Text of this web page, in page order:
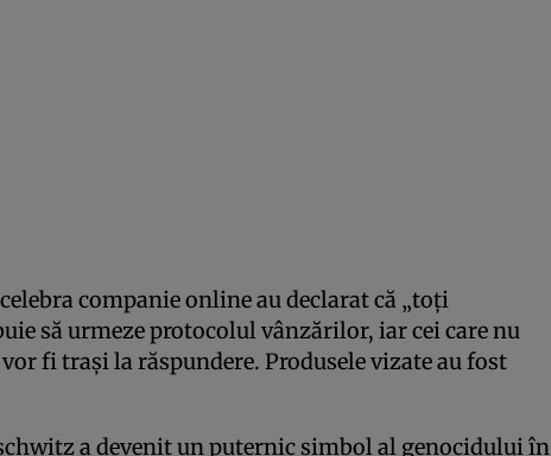
companie online au declarat că „toţi
să urmeze protocolul vânzărilor, iar cei care nu
fi traşi la răspundere. Produsele vizate au fost
a devenit un puternic simbol al genocidului în